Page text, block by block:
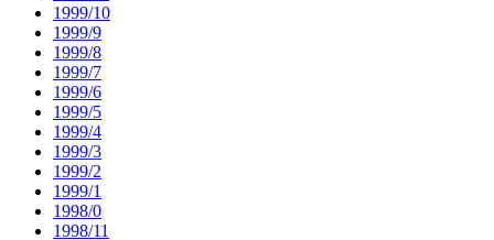
1999/10
1999/9
1999/8
1999/7
1999/6
1999/5
1999/4
1999/3
1999/2
1999/1
1998/0
1998/11